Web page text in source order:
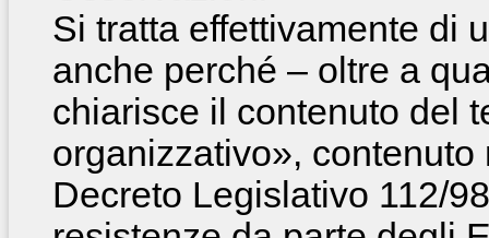
Si tratta effettivamente di
anche perché – oltre a
chiarisce il contenuto del
organizzativo»,
Decreto Legislativo 112/